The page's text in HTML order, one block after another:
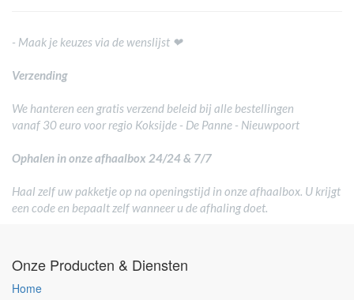
- Maak je keuzes via de wenslijst ❤
Verzending
We hanteren een gratis verzend beleid bij alle bestellingen
vanaf 30 euro voor regio Koksijde - De Panne - Nieuwpoort
Ophalen in onze afhaalbox 24/24 & 7/7
Haal zelf uw pakketje op na openingstijd in onze afhaalbox. U krijgt
een code en bepaalt zelf wanneer u de afhaling doet.
Onze Producten & Diensten
Home